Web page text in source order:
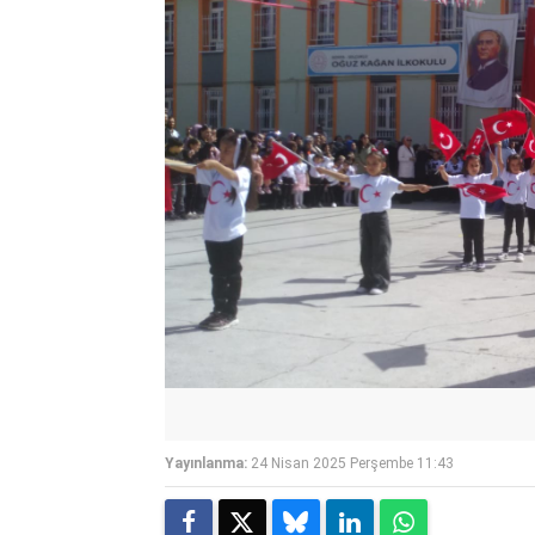
Yayınlanma: 24 Nisan 2025 Perşembe 11:43